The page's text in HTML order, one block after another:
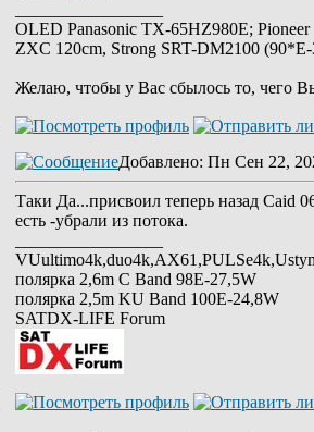
OLED Panasonic TX-65HZ980E;
ZXC 120cm, Strong SRT-DM2100
Желаю, чтобы у Вас сбылось то, чего
Добавлено: Пн Сен 22,
Таки Да...присвоил теперь назад Caid
есть -убрали из потока.
полярка 2,6m С Band 98Е-27,5W
полярка 2,5m KU Band 100E-24,8W
SATDX-LIFE Forum